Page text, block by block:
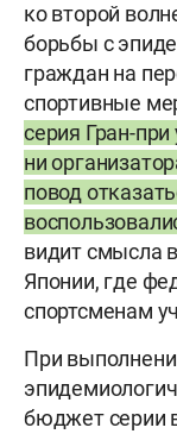
ко второй
борьбы с
граждан на
спортивные
серия Гран-
ни
повод
видит смысла
Японии, где
спортсменам
При
бюджет серии